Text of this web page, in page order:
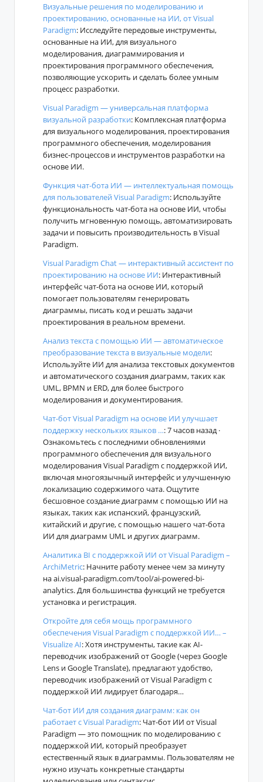
Визуальные решения по моделированию и
проектированию, основанные на ИИ, от Visual
Paradigm: Исследуйте передовые инструменты,
основанные на ИИ, для визуального
моделирования, диаграммирования и
проектирования программного обеспечения,
позволяющие ускорить и сделать более умным
процесс разработки.
Visual Paradigm — универсальная платформа
визуальной разработки: Комплексная платформа
для визуального моделирования, проектирования
программного обеспечения, моделирования
бизнес-процессов и инструментов разработки на
основе ИИ.
Функция чат-бота ИИ — интеллектуальная помощь
для пользователей Visual Paradigm: Используйте
функциональность чат-бота на основе ИИ, чтобы
получить мгновенную помощь, автоматизировать
задачи и повысить производительность в Visual
Paradigm.
Visual Paradigm Chat — интерактивный ассистент по
проектированию на основе ИИ: Интерактивный
интерфейс чат-бота на основе ИИ, который
помогает пользователям генерировать
диаграммы, писать код и решать задачи
проектирования в реальном времени.
Анализ текста с помощью ИИ — автоматическое
преобразование текста в визуальные модели:
Используйте ИИ для анализа текстовых документов
и автоматического создания диаграмм, таких как
UML, BPMN и ERD, для более быстрого
моделирования и документирования.
Чат-бот Visual Paradigm на основе ИИ улучшает
поддержку нескольких языков …: 7 часов назад ·
Ознакомьтесь с последними обновлениями
программного обеспечения для визуального
моделирования Visual Paradigm с поддержкой ИИ,
включая многоязычный интерфейс и улучшенную
локализацию содержимого чата. Ощутите
бесшовное создание диаграмм с помощью ИИ на
языках, таких как испанский, французский,
китайский и другие, с помощью нашего чат-бота
ИИ для диаграмм UML и других диаграмм.
Аналитика BI с поддержкой ИИ от Visual Paradigm –
ArchiMetric: Начните работу менее чем за минуту
на ai.visual-paradigm.com/tool/ai-powered-bi-
analytics. Для большинства функций не требуется
установка и регистрация.
Откройте для себя мощь программного
обеспечения Visual Paradigm с поддержкой ИИ… –
Visualize AI: Хотя инструменты, такие как AI-
переводчик изображений от Google (через Google
Lens и Google Translate), предлагают удобство,
переводчик изображений от Visual Paradigm с
поддержкой ИИ лидирует благодаря…
Чат-бот ИИ для создания диаграмм: как он
работает с Visual Paradigm: Чат-бот ИИ от Visual
Paradigm — это помощник по моделированию с
поддержкой ИИ, который преобразует
естественный язык в диаграммы. Пользователям не
нужно изучать конкретные стандарты